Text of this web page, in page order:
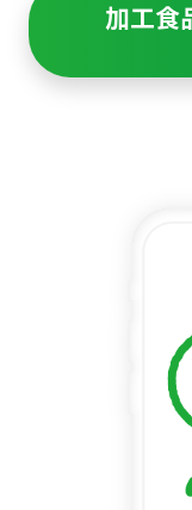
加工食